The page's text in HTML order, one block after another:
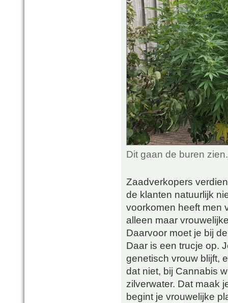
Dit gaan de buren
Zaadverkopers
de klanten natuurlijk
voorkomen heeft men
alleen maar
Daarvoor moet je bij
Daar is een trucje op.
genetisch vrouw blijft,
dat niet, bij Cannabis
zilverwater. Dat maak
begint je vrouwelijke